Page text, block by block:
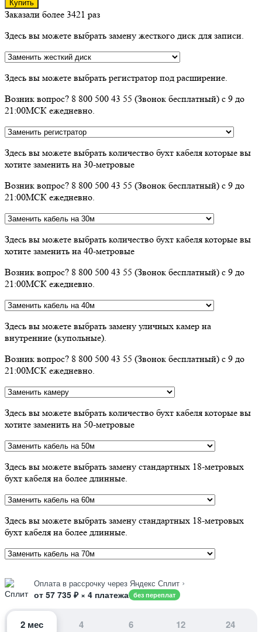
Купить
Заказали более 3421 раз
Здесь вы можете выбрать замену жесткого диск для записи.
Здесь вы можете выбрать регистратор под расширение.
Возник вопрос? 8 800 500 43 55 (Звонок бесплатный) с 9 до
21:00МСК ежедневно.
Здесь вы можете выбрать количество бухт кабеля которые вы
хотите заменить на 30-метровые
Возник вопрос? 8 800 500 43 55 (Звонок бесплатный) с 9 до
21:00МСК ежедневно.
Здесь вы можете выбрать количество бухт кабеля которые вы
хотите заменить на 40-метровые
Возник вопрос? 8 800 500 43 55 (Звонок бесплатный) с 9 до
21:00МСК ежедневно.
Здесь вы можете выбрать замену уличных камер на
внутренние (купольные).
Возник вопрос? 8 800 500 43 55 (Звонок бесплатный) с 9 до
21:00МСК ежедневно.
Здесь вы можете выбрать количество бухт кабеля которые вы
хотите заменить на 50-метровые
Здесь вы можете выбрать замену стандартных 18-метровых
бухт кабеля на более длинные.
Здесь вы можете выбрать замену стандартных 18-метровых
бухт кабеля на более длинные.
Оплата в рассрочку через Яндекс Сплит ›
от 57 735 ₽ × 4 платежа без переплат
2 мес 4 6 12 24